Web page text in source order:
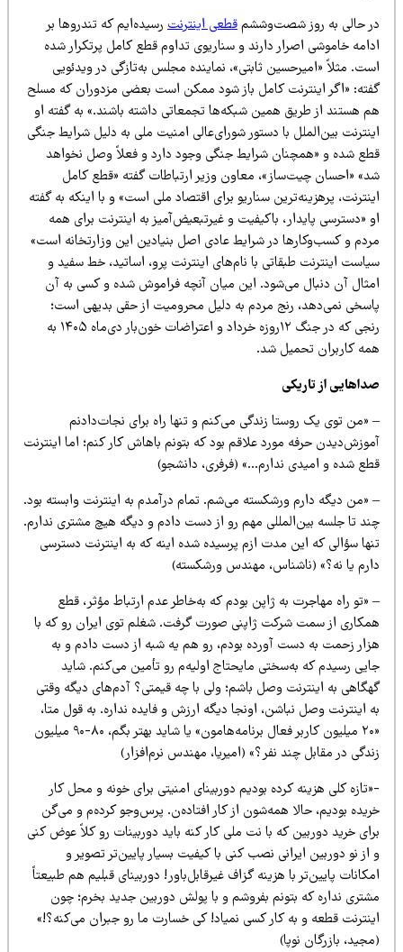
حالی به روز شصت‌وششمقطعی اینترنترسیده‌ایم که تندروها بر
خاموشی اصرار دارند و سناریوی تداوم قطع کامل پرتکرار شده
مثلاً «امیرحسین ثابتی»، نماینده مجلس به‌تازگی در ویدئویی
«اگر اینترنت کامل باز شود ممکن است بعضی مزدوران که مسلح
هستند از طریق همین شبکه‌ها تجمعاتی داشته باشند.» به گفته او
بین‌الملل با دستور شورای‌عالی امنیت ملی به دلیل شرایط جنگی
شده و «همچنان شرایط جنگی وجود دارد و فعلاً وصل نخواهد
«احسان چیت‌ساز»، معاون وزیر ارتباطات گفته «قطع کامل
پرهزینه‌ترین سناریو برای اقتصاد ملی است» و با اینکه به گفته
«دسترسی پایدار، باکیفیت و غیرتبعیض‌آمیز به اینترنت برای همه
و کسب‌وکارها در شرایط عادی اصل بنیادین این وزارتخانه است»
اینترنت طبقاتی با نام‌های اینترنت پرو، اساتید، خط سفید و
آن دنبال می‌شود. این میان آنچه فراموش شده و کسی به آن
نمی‌دهد، رنج مردم به دلیل محرومیت از حقی بدیهی است؛
رنجی که در جنگ ۱۲روزه خرداد و اعتراضات خون‌بار دی‌ماه ۱۴۰۵ به
کاربران تحمیل شد.
از تاریکی
«من توی یک روستا زندگی می‌کنم و تنها راه برای نجات‌دادنم
حرفه مورد علاقم بود که بتونم باهاش کار کنم؛ اما اینترنت
شده و امیدی ندارم…» (فرفری، دانشجو)
«من دیگه دارم ورشکسته می‌شم. تمام درآمدم به اینترنت وابسته بود.
تا جلسه بین‌المللی مهم رو از دست دادم و دیگه هیچ مشتری ندارم.
سؤالی که این مدت ازم پرسیده شده اینه که به اینترنت دسترسی
یا نه؟» (ناشناس، مهندس ورشکسته)
«تو راه مهاجرت به ژاپن بودم که به‌خاطر عدم ارتباط مؤثر، قطع
از سمت شرکت ژاپنی صورت گرفت. شغلم توی ایران رو که با
زحمت به دست آورده بودم، رو هم یه شبه از دست دادم و به
رسیدم که به‌سختی مایحتاج اولیه‌م رو تأمین می‌کنم. شاید
به اینترنت وصل باشم؛ ولی با چه قیمتی؟ آدم‌های دیگه وقتی
اینترنت وصل نباشن، اونجا دیگه ارزش و فایده نداره. به قول متا،
«۲۰ میلیون کاربر فعال برنامه‌هامون» یا شاید بهتر بگم، ۸۰-۹۰ میلیون
در مقابل چند نفر؟» (امیریا، مهندس نرم‌افزار)
کلی هزینه کرده بودیم دوربینای امنیتی برای خونه و محل کار
بودیم، حالا همه‌شون از کار افتاده‌ن. پرس‌وجو کرده‌م و می‌گن
خرید دوربین که با نت ملی کار کنه باید دوربینات رو کلاً عوض کنی
از نو دوربین ایرانی نصب کنی با کیفیت بسیار پایین‌تر تصویر و
پایین‌تر با هزینه گزاف غیرقابل‌باور! دوربینای قبلیم هم طبیعتاً
نداره که بتونم بفروشم و با پولش دوربین جدید بخرم؛ چون
قطعه و به کار کسی نمیاد! کی خسارت ما رو جبران می‌کنه؟!»
بازرگان نوپا)